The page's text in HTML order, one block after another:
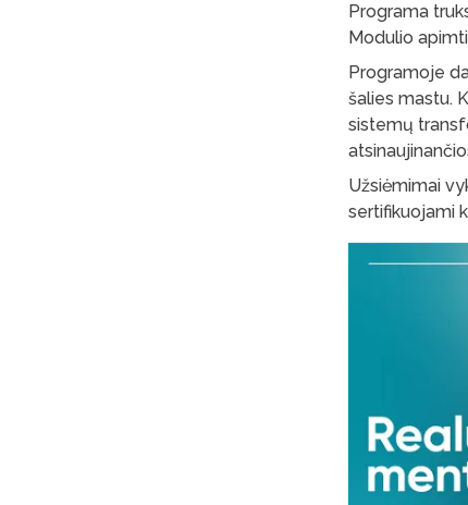
Programa
Modulio
Programoje
šalies mastu.
sistemų
Užsiėmimai
sertifikuojami